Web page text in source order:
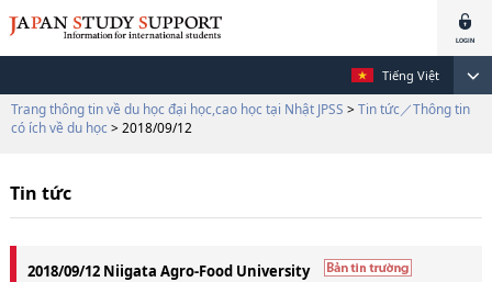
Tiếng Việt
Trang thông tin về du học đại học,cao học tại Nhật JPSS > Tin tức／Thông tin
có ích về du học > 2018/09/12
Tin tức
2018/09/12 Niigata Agro-Food University